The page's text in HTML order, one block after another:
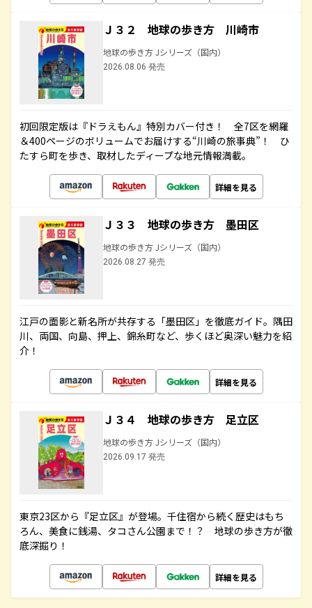
Ｊ３２ 地球の歩き方 川崎市
地球の歩き方 Jシリーズ（国内）
2026.08.06 発売
初回限定版は『ドラえもん』特別カバー付き！ 全7区を網羅
＆400ページのボリュームでお届けする“川崎の旅事典”！ ひ
たすら町を歩き、取材したディープな地元情報満載。
詳細を見る
Ｊ３３ 地球の歩き方 墨田区
地球の歩き方 Jシリーズ（国内）
2026.08.27 発売
江戸の面影と新名所が共存する「墨田区」を徹底ガイド。隅田
川、両国、向島、押上、錦糸町など、歩くほど奥深い魅力を紹
介！
詳細を見る
Ｊ３４ 地球の歩き方 足立区
地球の歩き方 Jシリーズ（国内）
2026.09.17 発売
東京23区から『足立区』が登場。千住宿から続く歴史はもち
ろん、美食に銭湯、タコさん公園まで！？ 地球の歩き方が徹
底深掘り！
詳細を見る